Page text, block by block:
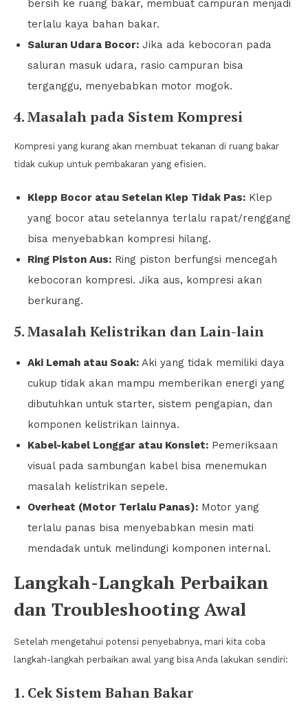
bersih ke ruang bakar, membuat campuran menjadi
terlalu kaya bahan bakar.
Saluran Udara Bocor: Jika ada kebocoran pada
saluran masuk udara, rasio campuran bisa
terganggu, menyebabkan motor mogok.
4. Masalah pada Sistem Kompresi
Kompresi yang kurang akan membuat tekanan di ruang bakar
tidak cukup untuk pembakaran yang efisien.
Klepp Bocor atau Setelan Klep Tidak Pas: Klep
yang bocor atau setelannya terlalu rapat/renggang
bisa menyebabkan kompresi hilang.
Ring Piston Aus: Ring piston berfungsi mencegah
kebocoran kompresi. Jika aus, kompresi akan
berkurang.
5. Masalah Kelistrikan dan Lain-lain
Aki Lemah atau Soak: Aki yang tidak memiliki daya
cukup tidak akan mampu memberikan energi yang
dibutuhkan untuk starter, sistem pengapian, dan
komponen kelistrikan lainnya.
Kabel-kabel Longgar atau Konslet: Pemeriksaan
visual pada sambungan kabel bisa menemukan
masalah kelistrikan sepele.
Overheat (Motor Terlalu Panas): Motor yang
terlalu panas bisa menyebabkan mesin mati
mendadak untuk melindungi komponen internal.
Langkah-Langkah Perbaikan
dan Troubleshooting Awal
Setelah mengetahui potensi penyebabnya, mari kita coba
langkah-langkah perbaikan awal yang bisa Anda lakukan sendiri:
1. Cek Sistem Bahan Bakar